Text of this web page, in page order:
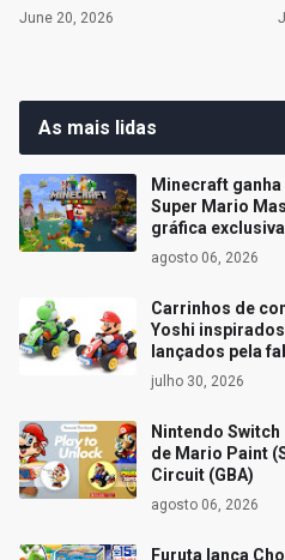
June 20, 2026
As mais lidas
Minecraft
Super Mario
gráfica exclusiva
agosto 06, 2026
Carrinhos de
Yoshi
lançados pela
julho 30, 2026
Nintendo
de Mario Paint
Circuit (GBA)
agosto 06, 2026
Furuta lança